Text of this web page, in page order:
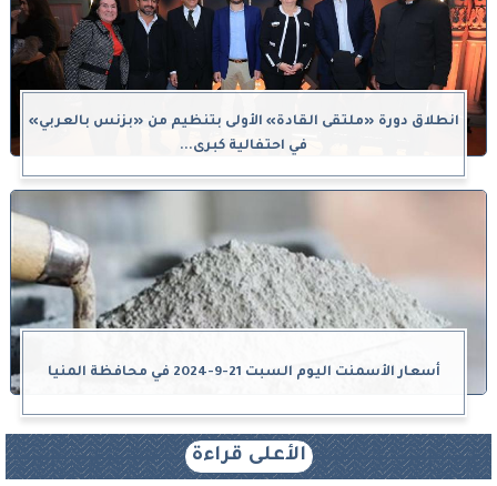
انطلاق دورة «ملتقى القادة» الأولى بتنظيم من «بزنس بالعربي»
في احتفالية كبرى...
أسعار الأسمنت اليوم السبت 21-9-2024 في محافظة المنيا
الأعلى قراءة